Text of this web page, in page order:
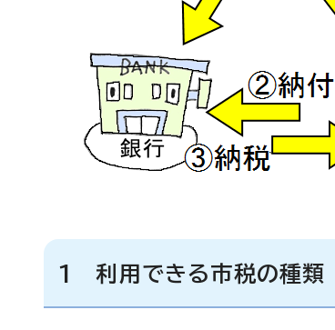
1 利用できる市税の種類